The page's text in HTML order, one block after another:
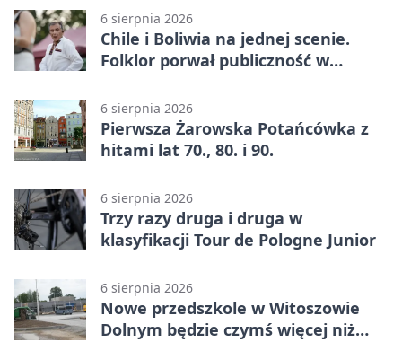
6 sierpnia 2026
Chile i Boliwia na jednej scenie.
Folklor porwał publiczność w
6 sierpnia 2026
Pierwsza Żarowska Potańcówka z
hitami lat 70., 80. i 90.
6 sierpnia 2026
Trzy razy druga i druga w
klasyfikacji Tour de Pologne Junior
6 sierpnia 2026
Nowe przedszkole w Witoszowie
Dolnym będzie czymś więcej niż